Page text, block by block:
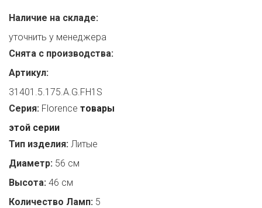
Наличие на складе:
уточнить у менеджера
Снята с производства:
Артикул:
31401.5.175.A.G.FH1S
Серия: Florence товары
этой серии
Тип изделия: Литые
Диаметр: 56 см
Высота: 46 см
Количество Ламп: 5